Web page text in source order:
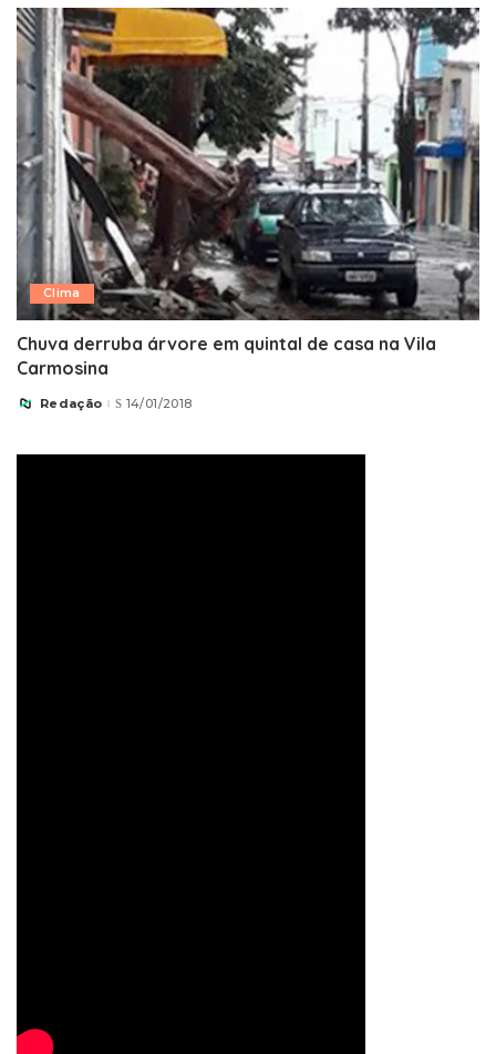
Clima
Chuva derruba árvore em quintal de casa na Vila
Carmosina
Posted
Redação 14/01/2018